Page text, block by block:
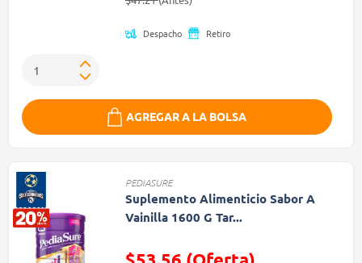
Despacho Retiro
AGREGAR A LA BOLSA
PEDIASURE
Suplemento Alimenticio Sabor A
Vainilla 1600 G Tar...